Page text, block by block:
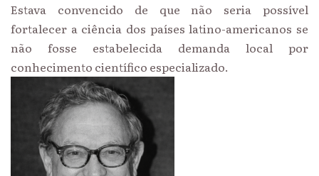
Estava convencido de que não seria possível
fortalecer a ciência dos países latino-americanos se
não fosse estabelecida demanda local por
conhecimento científico especializado.